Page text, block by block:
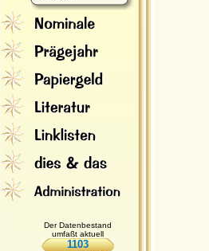
Der Datenbestand
umfaßt aktuell
1103